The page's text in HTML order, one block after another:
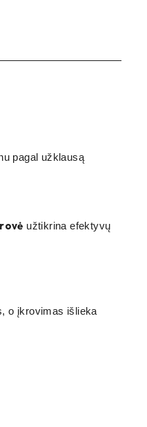
pagal užklausą
užtikrina efektyvų
o įkrovimas išlieka